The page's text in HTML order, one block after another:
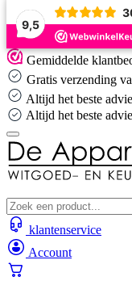
9,5
Skip
to
content
Gemiddelde
Gratis verzending
Altijd het beste
Altijd het beste
klantenservice
Account